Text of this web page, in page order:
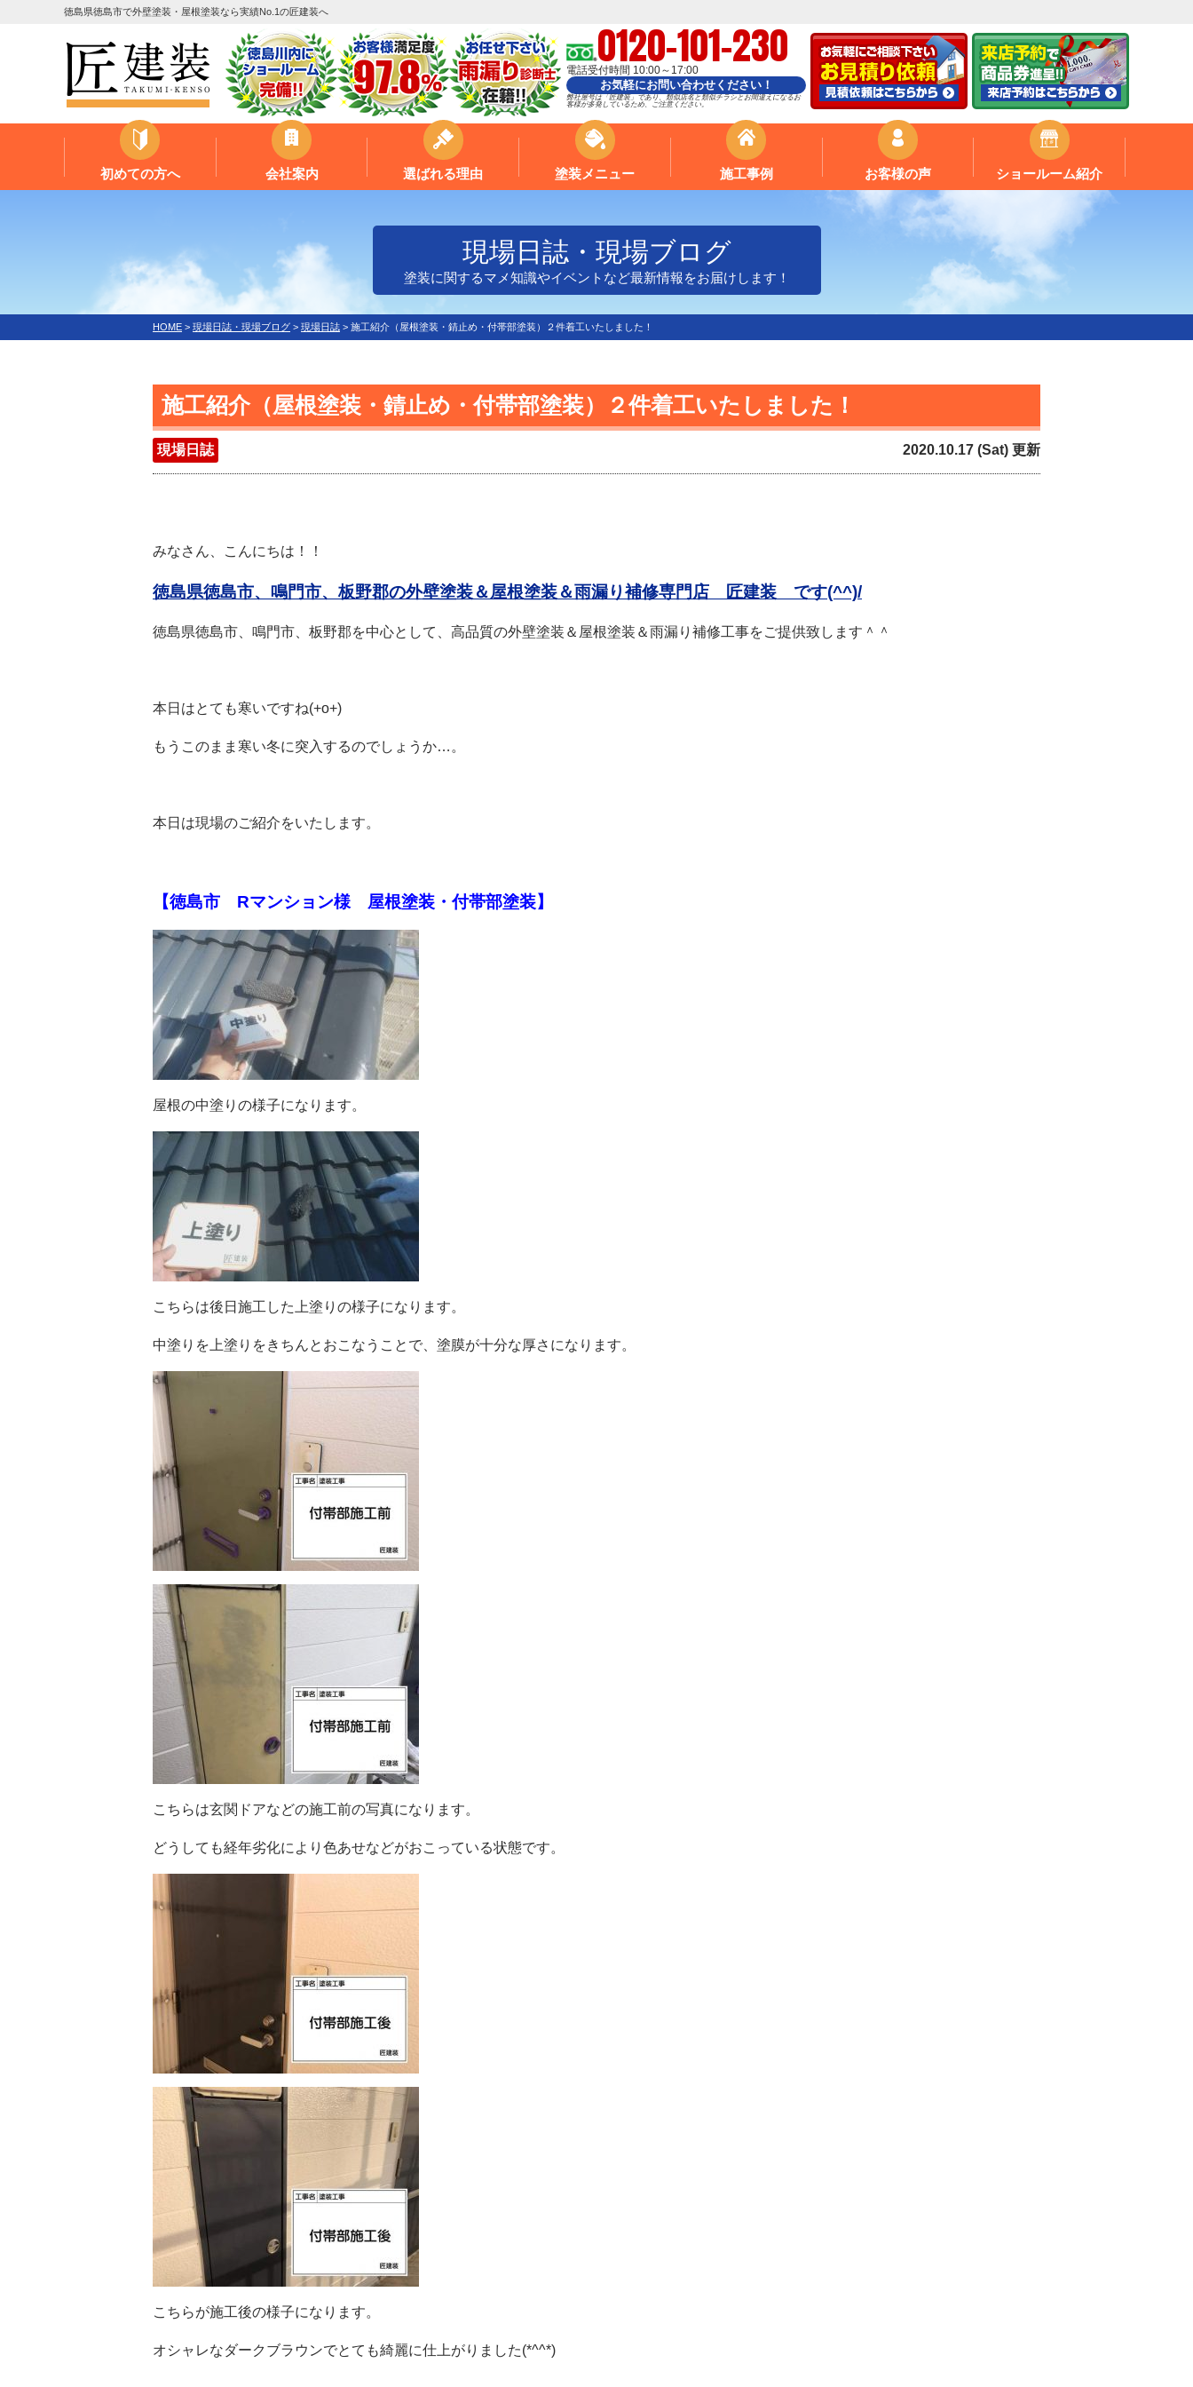
徳島県徳島市で外壁塗装・屋根塗装なら実績No.1の匠建装へ
0120-101-230
電話受付時間 10:00～17:00
お気軽にお問い合わせください！
弊社屋号は「匠建装」であり、類似店名と類似チラシとお間違えになるお
客様が多発しているため、ご注意ください。
初めての方へ 会社案内 選ばれる理由 塗装メニュー 施工事例 お客様の声 ショールーム紹介
現場日誌・現場ブログ
塗装に関するマメ知識やイベントなど最新情報をお届けします！
HOME > 現場日誌・現場ブログ > 現場日誌 > 施工紹介（屋根塗装・錆止め・付帯部塗装）２件着工いたしました！
施工紹介（屋根塗装・錆止め・付帯部塗装）２件着工いたしました！
現場日誌 2020.10.17 (Sat) 更新
みなさん、こんにちは！！
徳島県徳島市、鳴門市、板野郡の外壁塗装＆屋根塗装＆雨漏り補修専門店 匠建装 です(^^)/
徳島県徳島市、鳴門市、板野郡を中心として、高品質の外壁塗装＆屋根塗装＆雨漏り補修工事をご提供致します＾＾
本日はとても寒いですね(+o+)
もうこのまま寒い冬に突入するのでしょうか…。
本日は現場のご紹介をいたします。
【徳島市 Rマンション様 屋根塗装・付帯部塗装】
屋根の中塗りの様子になります。
こちらは後日施工した上塗りの様子になります。
中塗りを上塗りをきちんとおこなうことで、塗膜が十分な厚さになります。
こちらは玄関ドアなどの施工前の写真になります。
どうしても経年劣化により色あせなどがおこっている状態です。
こちらが施工後の様子になります。
オシャレなダークブラウンでとても綺麗に仕上がりました(*^^*)